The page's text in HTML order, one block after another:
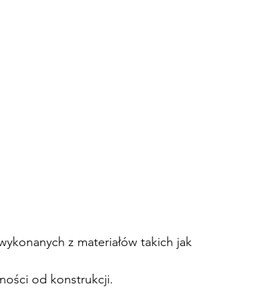
z materiałów takich jak
od konstrukcji.